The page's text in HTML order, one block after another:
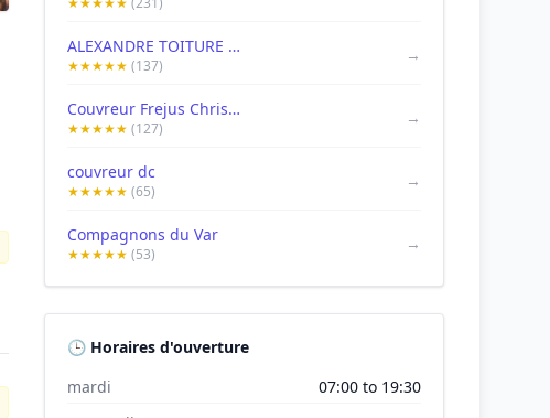
ALEXANDRE TOITURE : Couvreur Fréjus
★★★★★(137)
→
Couvreur Frejus Chris Toiture & Fils
★★★★★(127)
→
couvreur dc
★★★★★(65)
→
Compagnons du Var
★★★★★(53)
→
🕒 Horaires d'ouverture
mardi
07:00 to 19:30